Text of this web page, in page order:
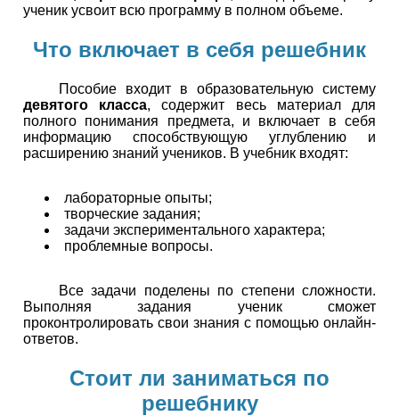
ученик усвоит всю программу в полном объеме.
Что включает в себя решебник
Пособие входит в образовательную систему
девятого класса, содержит весь материал для
полного понимания предмета, и включает в себя
информацию способствующую углублению и
расширению знаний учеников. В учебник входят:
лабораторные опыты;
творческие задания;
задачи экспериментального характера;
проблемные вопросы.
Все задачи поделены по степени сложности.
Выполняя задания ученик сможет
проконтролировать свои знания с помощью онлайн-
ответов.
Стоит ли заниматься по
решебнику